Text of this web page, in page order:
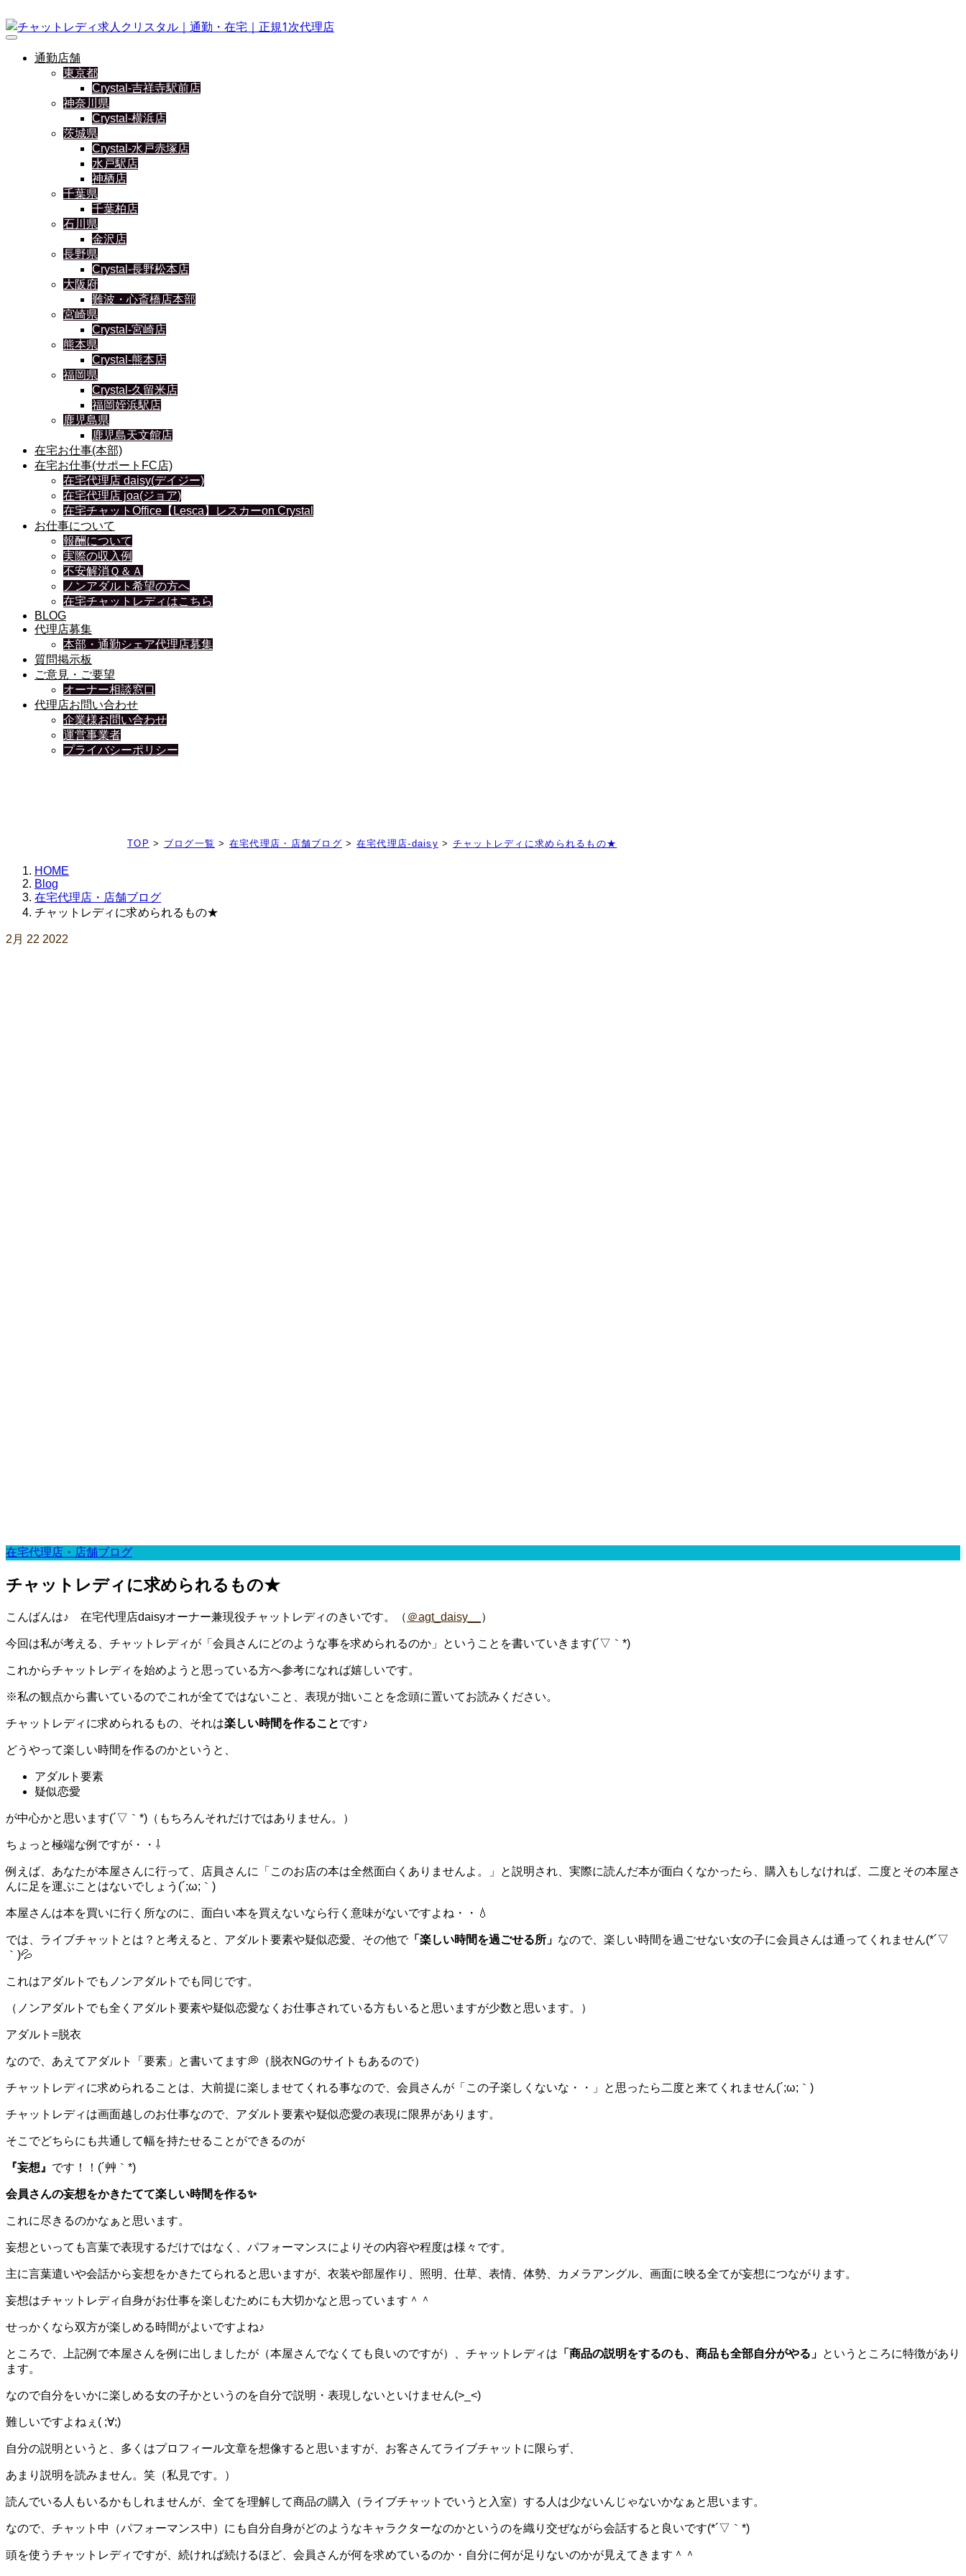
通勤店舗
東京都
Crystal-吉祥寺駅前店
神奈川県
Crystal-横浜店
茨城県
Crystal-水戸赤塚店
水戸駅店
神栖店
千葉県
千葉柏店
石川県
金沢店
長野県
Crystal-長野松本店
大阪府
難波・心斎橋店本部
宮崎県
Crystal-宮崎店
熊本県
Crystal-熊本店
福岡県
Crystal-久留米店
福岡姪浜駅店
鹿児島県
鹿児島天文館店
在宅お仕事(本部)
在宅お仕事(サポートFC店)
在宅代理店 daisy(デイジー)
在宅代理店 joa(ジョア)
在宅チャットOffice【Lesca】レスカーon Crystal
お仕事について
報酬について
実際の収入例
不安解消Ｑ＆Ａ
ノンアダルト希望の方へ
在宅チャットレディはこちら
BLOG
代理店募集
本部・通勤シェア代理店募集
質問掲示板
ご意見・ご要望
オーナー相談窓口
代理店お問い合わせ
企業様お問い合わせ
運営事業者
プライバシーポリシー
TOP > ブログ一覧 > 在宅代理店・店舗ブログ > 在宅代理店-daisy > チャットレディに求められるもの★
HOME
Blog
在宅代理店・店舗ブログ
チャットレディに求められるもの★
2月 22 2022
在宅代理店・店舗ブログ
チャットレディに求められるもの★
こんばんは♪ 在宅代理店daisyオーナー兼現役チャットレディのきいです。（ ＠agt_daisy__ ）
今回は私が考える、チャットレディが「会員さんにどのような事を求められるのか」ということを書いていきます(´▽｀*)
これからチャットレディを始めようと思っている方へ参考になれば嬉しいです。
※私の観点から書いているのでこれが全てではないこと、表現が拙いことを念頭に置いてお読みください。
チャットレディに求められるもの、それは楽しい時間を作ることです♪
どうやって楽しい時間を作るのかというと、
アダルト要素
疑似恋愛
が中心かと思います(´▽｀*)（もちろんそれだけではありません。）
ちょっと極端な例ですが・・⇩
例えば、あなたが本屋さんに行って、店員さんに「このお店の本は全然面白くありませんよ。」と説明され、実際に読んだ本が面白くなかったら、購入もしなければ、二度とその本屋さ
んに足を運ぶことはないでしょう(´;ω;｀)
本屋さんは本を買いに行く所なのに、面白い本を買えないなら行く意味がないですよね・・💧
では、ライブチャットとは？と考えると、アダルト要素や疑似恋愛、その他で「楽しい時間を過ごせる所」 なので、楽しい時間を過ごせない女の子に会員さんは通ってくれません(*´▽
｀)💦
これはアダルトでもノンアダルトでも同じです。
（ノンアダルトでも全くアダルト要素や疑似恋愛なくお仕事されている方もいると思いますが少数と思います。）
アダルト=脱衣
なので、あえてアダルト「要素」と書いてます💭（脱衣NGのサイトもあるので）
チャットレディに求められることは、大前提に楽しませてくれる事なので、会員さんが「この子楽しくないな・・」と思ったら二度と来てくれません(´;ω;｀)
チャットレディは画面越しのお仕事なので、アダルト要素や疑似恋愛の表現に限界があります。
そこでどちらにも共通して幅を持たせることができるのが
『妄想』 です！！(´艸｀*)
会員さんの妄想をかきたてて楽しい時間を作る✨
これに尽きるのかなぁと思います。
妄想といっても言葉で表現するだけではなく、パフォーマンスによりその内容や程度は様々です。
主に言葉遣いや会話から妄想をかきたてられると思いますが、衣装や部屋作り、照明、仕草、表情、体勢、カメラアングル、画面に映る全てが妄想につながります。
妄想はチャットレディ自身がお仕事を楽しむためにも大切かなと思っています＾＾
せっかくなら双方が楽しめる時間がよいですよね♪
ところで、上記例で本屋さんを例に出しましたが（本屋さんでなくても良いのですが）、チャットレディは 「商品の説明をするのも、商品も全部自分がやる」 というところに特徴があり
ます。
なので自分をいかに楽しめる女の子かというのを自分で説明・表現しないといけません(>_<)
難しいですよねぇ( ;∀;)
自分の説明というと、多くはプロフィール文章を想像すると思いますが、お客さんてライブチャットに限らず、
あまり説明を読みません。笑（私見です。）
読んでいる人もいるかもしれませんが、全てを理解して商品の購入（ライブチャットでいうと入室）する人は少ないんじゃないかなぁと思います。
なので、チャット中（パフォーマンス中）にも自分自身がどのようなキャラクターなのかというのを織り交ぜながら会話すると良いです(*´▽｀*)
頭を使うチャットレディですが、続ければ続けるほど、会員さんが何を求めているのか・自分に何が足りないのかが見えてきます＾＾